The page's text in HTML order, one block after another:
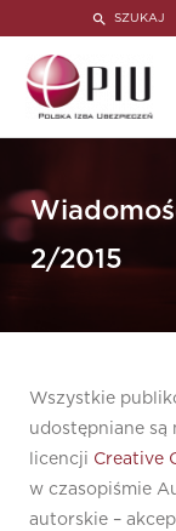
SZUKAJ
2/2015
Wszystkie
udostępniane są
licencji Creative
w czasopiśmie
autorskie –